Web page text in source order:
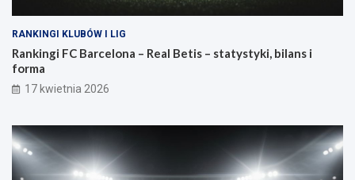
RANKINGI KLUBÓW I LIG
Rankingi FC Barcelona – Real Betis – statystyki, bilans i
forma
17 kwietnia 2026